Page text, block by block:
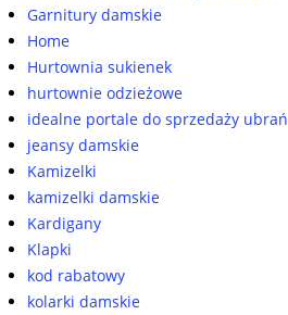
Garnitury damskie
Home
Hurtownia sukienek
hurtownie odzieżowe
idealne portale do sprzedaży ubrań
jeansy damskie
Kamizelki
kamizelki damskie
Kardigany
Klapki
kod rabatowy
kolarki damskie